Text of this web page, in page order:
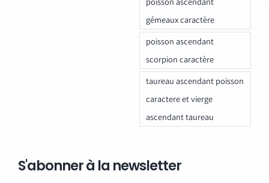
gémeaux caractère
poisson ascendant
scorpion caractère
taureau ascendant poisson
caractere et vierge
ascendant taureau
S'abonner à la newsletter